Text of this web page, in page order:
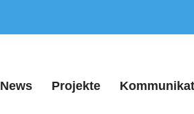
News Projekte